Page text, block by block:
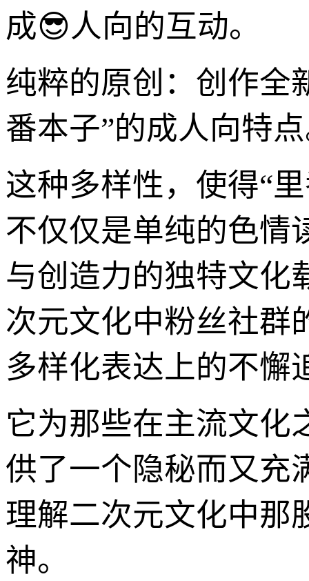
成😎人向的互动。
纯粹的原创：创作全
番本子”的成人向特
这种多样性，使得“
不仅仅是单纯的色情
与创造力的独特文化
次元文化中粉丝社群
多样化表达上的不懈
它为那些在主流文化
供了一个隐秘而又充
理解二次元文化中那
神。